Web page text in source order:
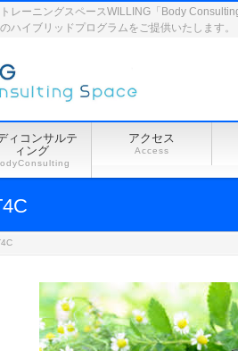
レーニングスペースWILLING「Body
ハイブリッドプログラムをご提供いたします。
ィコンサルテ
ィング
アクセス
Access